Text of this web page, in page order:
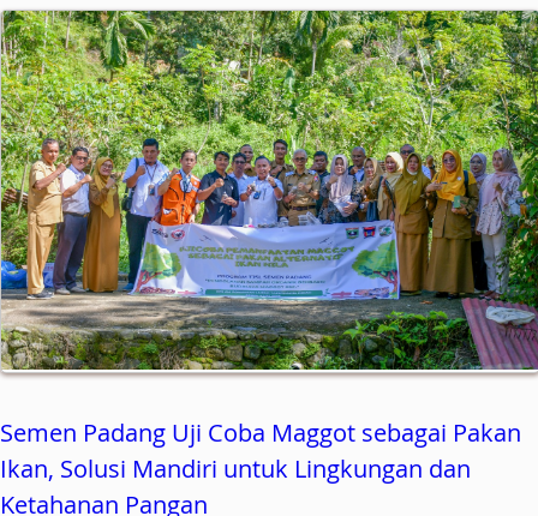
Semen Padang Uji Coba Maggot sebagai Pakan
Ikan, Solusi Mandiri untuk Lingkungan dan
Ketahanan Pangan